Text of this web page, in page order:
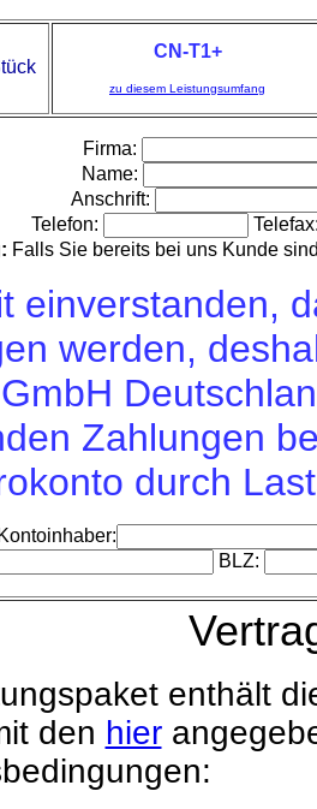
CN-T1+
zu diesem Leistungsumfang
Firma:
Name:
Anschrift:
Telefon:
Falls Sie bereits bei uns Kunde
einverstanden,
werden,
Zahlungen
durch
BLZ:
enthält
den hier